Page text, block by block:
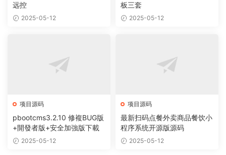
远控
2025-05-12
板三套
2025-05-12
项目源码
pbootcms3.2.10 修複BUG版
+開發者版+安全加強版下載
2025-05-12
项目源码
最新扫码点餐外卖商品餐饮小
程序系统开源版源码
2025-05-12